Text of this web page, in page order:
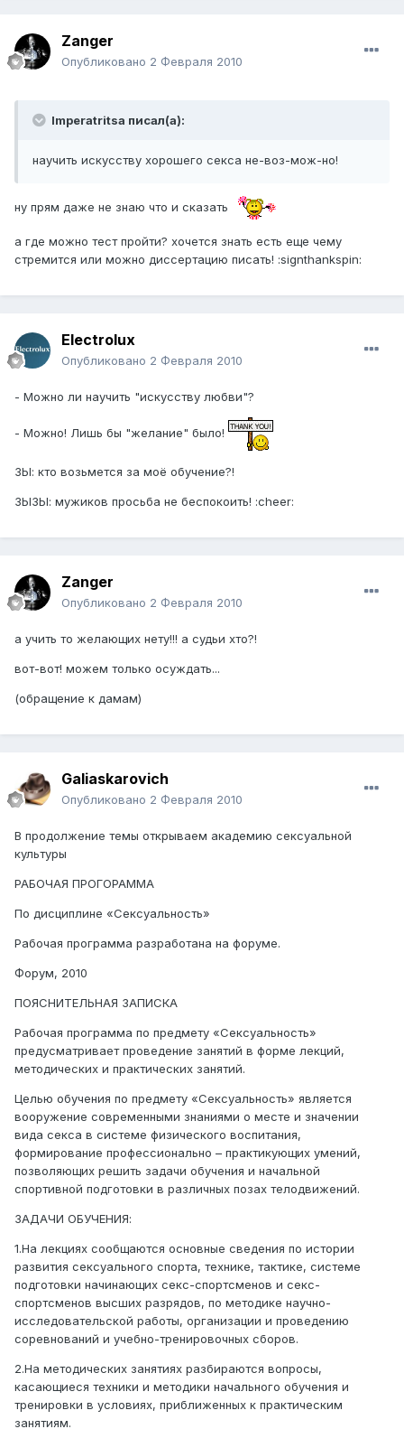
Zanger
Опубликовано 2 Февраля 2010
Imperatritsa писал(а):
научить искусству хорошего секса не-воз-мож-но!
ну прям даже не знаю что и сказать
а где можно тест пройти? хочется знать есть еще чему
стремится или можно диссертацию писать! :signthankspin:
Electrolux
Опубликовано 2 Февраля 2010
- Можно ли научить "искусству любви"?
- Можно! Лишь бы "желание" было!
ЗЫ: кто возьмется за моё обучение?!
ЗЫЗЫ: мужиков просьба не беспокоить! :cheer:
Zanger
Опубликовано 2 Февраля 2010
а учить то желающих нету!!! а судьи хто?!
вот-вот! можем только осуждать...
(обращение к дамам)
Galiaskarovich
Опубликовано 2 Февраля 2010
В продолжение темы открываем академию сексуальной
культуры
РАБОЧАЯ ПРОГОРАММА
По дисциплине «Сексуальность»
Рабочая программа разработана на форуме.
Форум, 2010
ПОЯСНИТЕЛЬНАЯ ЗАПИСКА
Рабочая программа по предмету «Сексуальность»
предусматривает проведение занятий в форме лекций,
методических и практических занятий.
Целью обучения по предмету «Сексуальность» является
вооружение современными знаниями о месте и значении
вида секса в системе физического воспитания,
формирование профессионально – практикующих умений,
позволяющих решить задачи обучения и начальной
спортивной подготовки в различных позах телодвижений.
ЗАДАЧИ ОБУЧЕНИЯ:
1.На лекциях сообщаются основные сведения по истории
развития сексуального спорта, технике, тактике, системе
подготовки начинающих секс-спортсменов и секс-
спортсменов высших разрядов, по методике научно-
исследовательской работы, организации и проведению
соревнований и учебно-тренировочных сборов.
2.На методических занятиях разбираются вопросы,
касающиеся техники и методики начального обучения и
тренировки в условиях, приближенных к практическим
занятиям.